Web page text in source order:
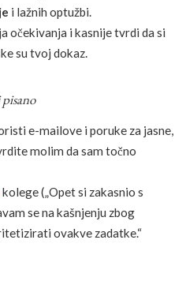
i lažnih optužbi.
očekivanja i kasnije tvrdi da si
su tvoj dokaz.
e-mailove i poruke za jasne,
molim da sam točno
kolege („Opet si zakasnio s
se na kašnjenju zbog
ovakve zadatke.“